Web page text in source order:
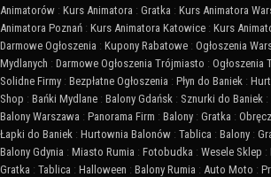
Animatorów : Kurs Animatora : Gratka : Kurs Animatora
Animatora Poznań : Kurs Animatora Katowice : Kurs
Darmowe Ogłoszenia : Kupony Rabatowe : Ogłoszenia
Mydlanych : Darmowe Ogłoszenia Trójmiasto : Ogłoszenia
Solidne Firmy : Bezpłatne Ogłoszenia : Płyn do Baniek :
Shop : Bańki Mydlane : Balony Gdańsk : Sznurki do Baniek :
Balony Warszawa : Panorama Firm : Balony : Gratka :
Łapki do Baniek : Hurtownia Balonów : Tablica : Balony :
Balony Gdynia : Miasto Rumia : Fotobudka : Wesele Sklep :
Gratka : Tablica : Halloween : Balony Rumia : Auto Moto :